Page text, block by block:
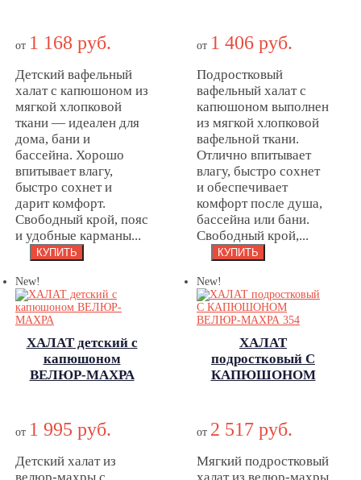
от 1 168 руб.
Детский вафельный
халат с капюшоном из
мягкой хлопковой
ткани — идеален для
дома, бани и
бассейна. Хорошо
впитывает влагу,
быстро сохнет и
дарит комфорт.
Свободный крой, пояс
и удобные карманы...
КАПЮШОНОМ
от 1 406 руб.
Подростковый
вафельный халат с
капюшоном выполнен
из мягкой хлопковой
вафельной ткани.
Отлично впитывает
влагу, быстро сохнет
и обеспечивает
комфорт после душа,
бассейна или бани.
Свободный крой,...
New!
ХАЛАТ детский с
капюшоном
ВЕЛЮР-МАХРА
ВЕЛЮР-МАХРА
от 1 995 руб.
Детский халат из
New!
ХАЛАТ
подростковый С
КАПЮШОНОМ
подростковый С
КАПЮШОНОМ
ВЕЛЮР-МАХРА
от 2 517 руб.
Мягкий подростковый